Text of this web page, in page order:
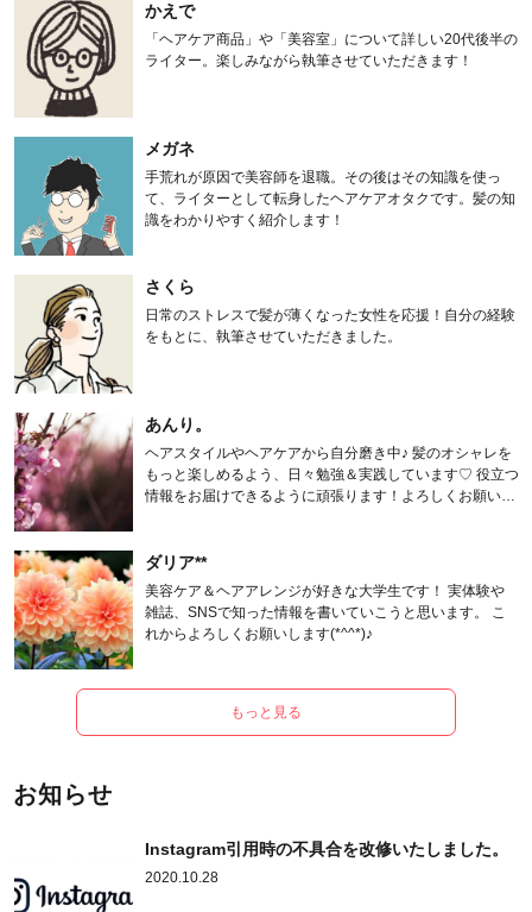
かえで
「ヘアケア商品」や「美容室」について詳しい20代後半の
ライター。楽しみながら執筆させていただきます！
メガネ
手荒れが原因で美容師を退職。その後はその知識を使っ
て、ライターとして転身したヘアケアオタクです。髪の知
識をわかりやすく紹介します！
さくら
日常のストレスで髪が薄くなった女性を応援！自分の経験
をもとに、執筆させていただきました。
あんり。
ヘアスタイルやヘアケアから自分磨き中♪ 髪のオシャレを
もっと楽しめるよう、日々勉強＆実践しています♡ 役立つ
情報をお届けできるように頑張ります！よろしくお願いし
ダリア**
美容ケア＆ヘアアレンジが好きな大学生です！ 実体験や
雑誌、SNSで知った情報を書いていこうと思います。 こ
れからよろしくお願いします(*^^*)♪
もっと見る
お知らせ
Instagram引用時の不具合を改修いたしました。
2020.10.28